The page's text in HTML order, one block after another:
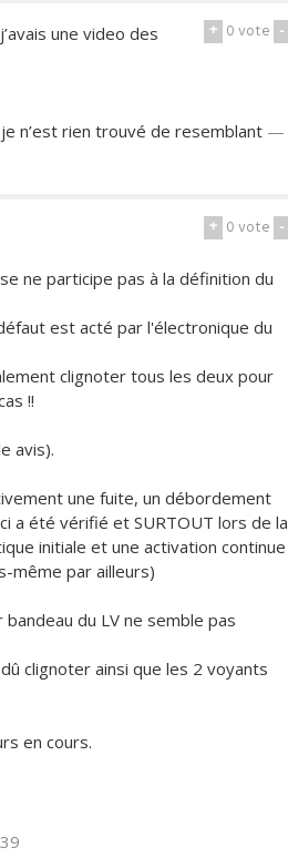
+ 0vote -
une video des
n’est rien trouvé de resemblant —
+ 0vote -
ne participe pas à la définition du
est acté par l'électronique du
clignoter tous les deux pour
!!
avis).
une fuite, un débordement
a été vérifié et SURTOUT lors de la
initiale et une activation continue
même par ailleurs)
du LV ne semble pas
clignoter ainsi que les 2 voyants
en cours.